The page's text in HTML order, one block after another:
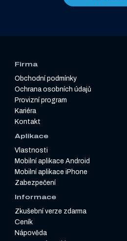
Firma
Obchodní podmínky
Ochrana osobních údajů
Provizní program
Kariéra
Kontakt
Aplikace
Vlastnosti
Mobilní aplikace Android
Mobilní aplikace iPhone
Zabezpečení
Informace
Zkušební verze zdarma
Ceník
Nápověda